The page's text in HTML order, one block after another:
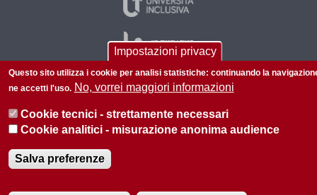
© 2026 Università di Padova - Tutti i diritti riservati
P.I. 00742430283 C.F. 80006480281
Informazioni su questo sito
Impostazioni privacy
Questo sito utilizza i cookie per analisi statistiche: continuando la
ne accetti l'uso. No, vorrei maggiori informazioni
Cookie tecnici - strettamente necessari
Cookie analitici - misurazione anonima audience
Salva preferenze